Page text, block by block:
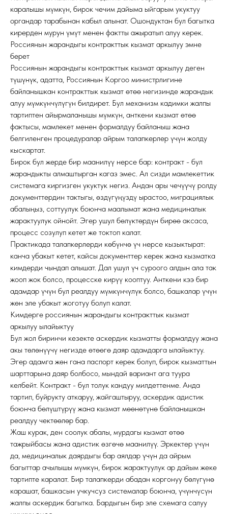
каралышы мүмкүн, бирок чечим дайыма ыйгарым укуктуу
органдар тарабынан кабыл алынат. Ошондуктан бул багытка
кирерден мурун үмүт менен фактты ажыратып алуу керек.
Россиянын жарандыгы контракттык кызмат аркылуу эмне
берет
Россиянын жарандыгы контракттык кызмат аркылуу деген
түшүнүк, адатта, Россиянын Коргоо министрлигине
байланышкан контракттык кызмат өтөө негизинде жарандык
алуу мүмкүнчүлүгүн билдирет. Бул механизм кадимки жалпы
тартиптен айырмаланышы мүмкүн, анткени кызмат өтөө
фактысы, мамлекет менен формалдуу байланыш жана
белгиленген процедуралар айрым талапкерлер үчүн жолду
кыскартат.
Бирок бул жерде бир маанилүү нерсе бар: контракт - бул
жарандыкты алмаштырган кагаз эмес. Ал сизди мамлекеттик
системага киргизген укуктук негиз. Андан ары чечүүчү ролду
документтердин тактыгы, өздүгүңүздү ырастоо, миграциялык
абалыңыз, соттуулук боюнча маалымат жана медициналык
жарактуулук ойнойт. Эгер ушул бөлүктөрдүн бирөө аксаса,
процесс созулуп кетет же токтоп калат.
Практикада талапкерлерди көбүнчө үч нерсе кызыктырат:
канча убакыт кетет, кайсы документтер керек жана кызматка
кимдерди чындап алышат. Дал ушул үч суроого алдын ала так
жооп жок болсо, процесске кирүү кооптуу. Анткени кээ бир
адамдар үчүн бул реалдуу мүмкүнчүлүк болсо, башкалар үчүн
жөн эле убакыт жоготуу болуп калат.
Кимдерге россиянын жарандыгы контракттык кызмат
аркылуу ылайыктуу
Бул жол биринчи кезекте аскердик кызматты формалдуу жана
акы төлөнүүчү негизде өтөөгө даяр адамдарга ылайыктуу.
Эгер адамга жөн гана паспорт керек болуп, бирок кызматтын
шарттарына даяр болбосо, мындай вариант ага туура
келбейт. Контракт - бул толук кандуу милдеттенме. Анда
тартип, буйрукту аткаруу, жайгаштыруу, аскердик адистик
боюнча бөлүштүрүү жана кызмат мөөнөтүнө байланышкан
реалдуу чектөөлөр бар.
Жаш курак, ден соолук абалы, мурдагы кызмат өтөө
тажрыйбасы жана адистик өзгөчө маанилүү. Эркектер үчүн
да, медициналык даярдыгы бар аялдар үчүн да айрым
багыттар ачылышы мүмкүн, бирок жарактуулук ар дайым жеке
тартипте каралат. Бир талапкерди абадан коргонуу бөлүгүнө
карашат, башкасын учкучсуз системалар боюнча, үчүнчүсүн
жалпы аскердик багытка. Бардыгын бир эле схемага салуу